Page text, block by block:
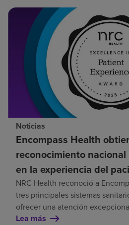
Noticias
Encompass Health
reconocimiento
en la experiencia del
NRC Health reconoció a
tres principales sistemas
ofrecer una atención
Lea más